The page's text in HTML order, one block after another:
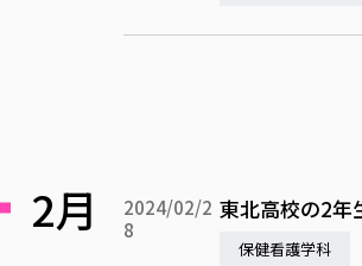
2月
2024/02/2
8
東北高校の2年
保健看護学科